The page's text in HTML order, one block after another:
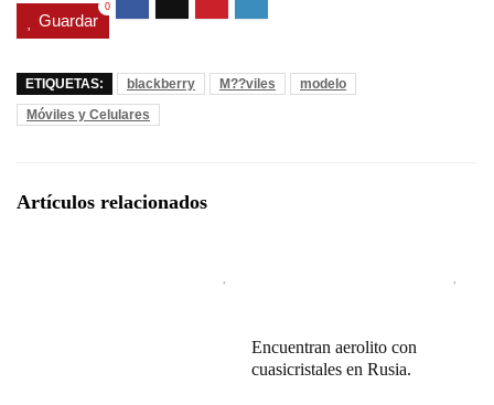
Guardar
0
ETIQUETAS: blackberry M??viles
modelo
Móviles y Celulares
Artículos relacionados
Encuentran aerolito con
cuasicristales en Rusia.